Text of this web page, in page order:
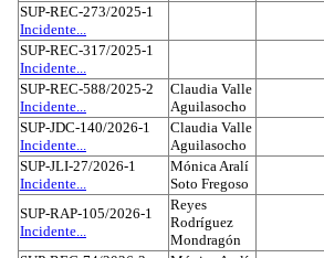
SUP-REC-273/2025-1
Incidente...
SUP-REC-317/2025-1
Incidente...
SUP-REC-588/2025-2
Incidente...
Claudia Valle
Aguilasocho
SUP-JDC-140/2026-1
Incidente...
Claudia Valle
Aguilasocho
SUP-JLI-27/2026-1
Incidente...
Mónica Aralí
Soto Fregoso
SUP-RAP-105/2026-1
Incidente...
Reyes
Rodríguez
Mondragón